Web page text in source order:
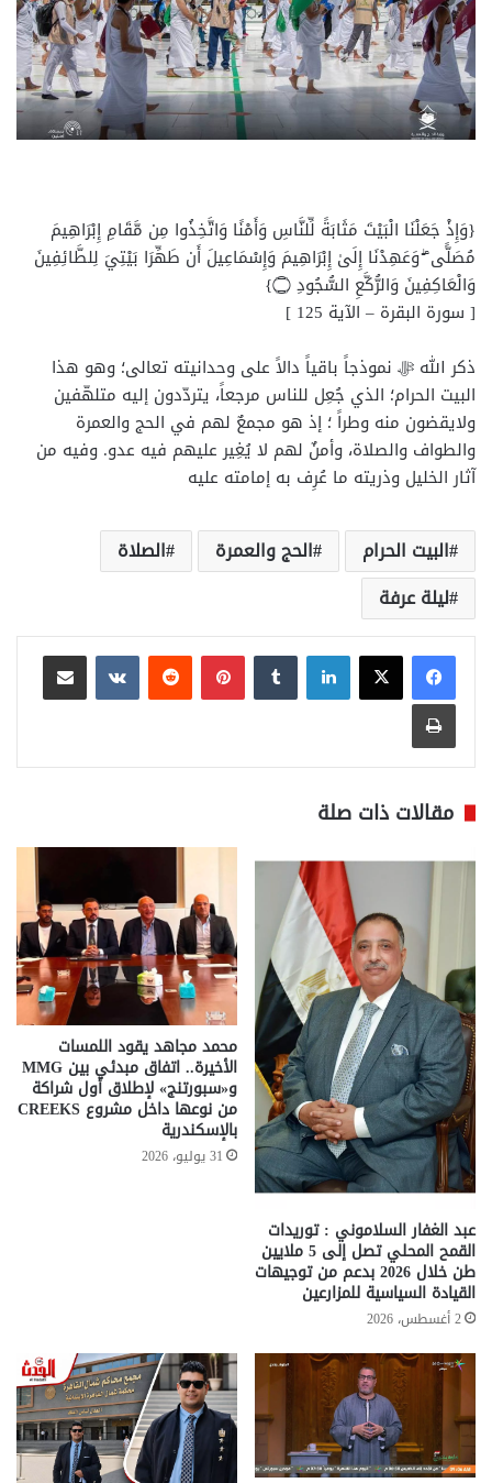
{وَإِذْ جَعَلْنَا الْبَيْتَ مَثَابَةً لِّلنَّاسِ وَأَمْنًا وَاتَّخِذُوا مِن مَّقَامِ إِبْرَاهِيمَ
مُصَلًّى ۖ وَعَهِدْنَا إِلَىٰ إِبْرَاهِيمَ وَإِسْمَاعِيلَ أَن طَهِّرَا بَيْتِيَ لِلطَّائِفِينَ
وَالْعَاكِفِينَ وَالرُّكَّعِ السُّجُودِ ۝}
[ سورة البقرة – الآية 125 ]
ذكر الله ﷻ نموذجاً باقياً دالاً على وحدانيته تعالى؛ وهو هذا
البيت الحرام؛ الذي جُعِل للناس مرجعاً، يتردّدون إليه متلهّفين
ولايقضون منه وطراً ؛ إذ هو مجمعٌ لهم في الحج والعمرة
والطواف والصلاة، وأمنٌ لهم لا يُغِير عليهم فيه عدو. وفيه من
آثار الخليل وذريته ما عُرِف به إمامته عليه
البيت الحرام الحج والعمرة
الصلاة
ليلة عرفة
لينكدإن بينتيريست
مشاركة عبر البريد
طباعة
مقالات ذات صلة
عبد الغفار السلاموني : توريدات
القمح المحلي تصل إلى 5 ملايين
طن خلال 2026 بدعم من توجيهات
القيادة السياسية للمزارعين
2 أغسطس، 2026
محمد مجاهد يقود اللمسات
الأخيرة.. اتفاق مبدئي بين MMG
و«سبورتنج» لإطلاق أول شراكة
من نوعها داخل مشروع CREEKS
بالإسكندرية
31 يوليو، 2026